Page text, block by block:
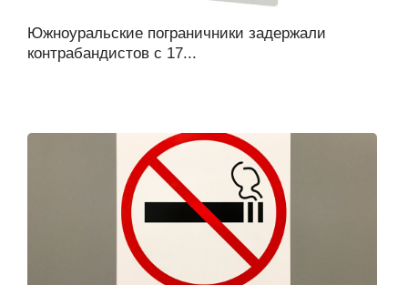
Южноуральские пограничники задержали
контрабандистов с 17...